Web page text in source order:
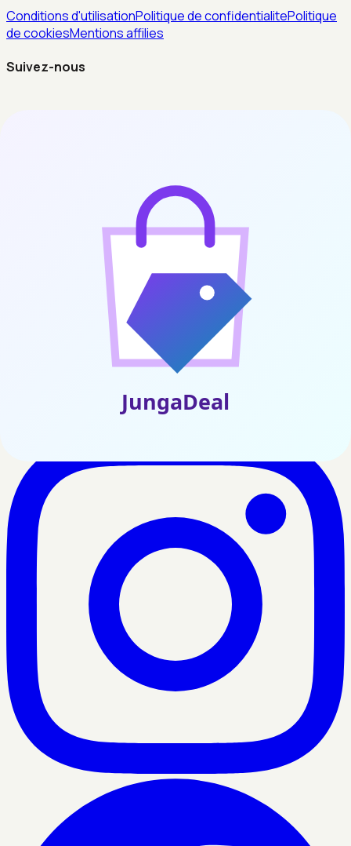
Conditions d'utilisationPolitique de confidentialitePolitique
de cookiesMentions affilies
Suivez-nous